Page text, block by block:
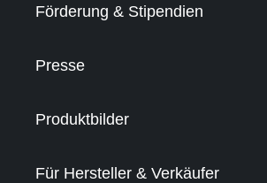
Förderung & Stipendien
Presse
Produktbilder
Für Hersteller & Verkäufer